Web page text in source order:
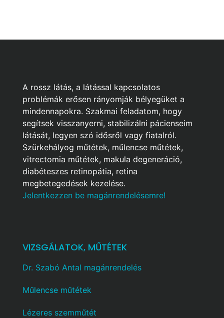
A rossz látás, a látással kapcsolatos
problémák erősen rányomják bélyegüket a
mindennapokra. Szakmai feladatom, hogy
segítsek visszanyerni, stabilizálni pácienseim
látását, legyen szó idősről vagy fiatalról.
Szürkehályog műtétek, műlencse műtétek,
vitrectomia műtétek, makula degeneráció,
diabéteszes retinopátia, retina
megbetegedések kezelése.
Jelentkezzen be magánrendelésemre!
VIZSGÁLATOK, MŰTÉTEK
Dr. Szabó Antal magánrendelés
Műlencse műtétek
Lézeres szemműtét